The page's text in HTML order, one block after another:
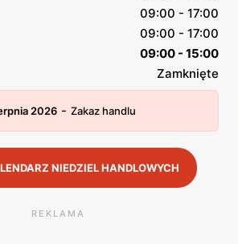
09:00 - 17:00
09:00 - 17:00
09:00 - 15:00
Zamknięte
2026 - Zakaz handlu
NIEDZIEL HANDLOWYCH
REKLAMA